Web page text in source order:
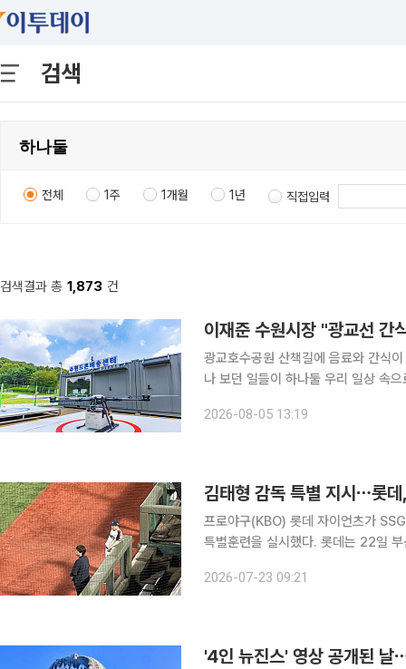
검색
전체 1주 1개월 1년 직접입력
검색결과 총 1,873 건
이재준 수원시장 "광교선 간
광교호수공원 산책길에 음료와 간식
나 보던 일들이 하나둘 우리 일상 속으로 들어
광교저수지에서 드론 배송을 시범 운
2026-08-05 13:19
김태형 감독 특별 지시⋯롯
프로야구(KBO) 롯데 자이언츠가
특별훈련을 실시했다. 롯데는 22일 부산 사직구장에서 열린 2026 신한 SOL KBO리그 SSG와의
들렸고, 타선도 SSG 새 외국인 투수
2026-07-23 09:21
'4인 뉴진스' 영상 공개된 날